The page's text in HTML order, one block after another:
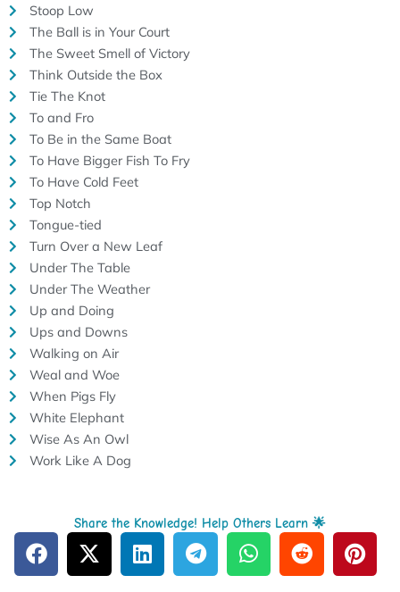
Stoop Low
The Ball is in Your Court
The Sweet Smell of Victory
Think Outside the Box
Tie The Knot
To and Fro
To Be in the Same Boat
To Have Bigger Fish To Fry
To Have Cold Feet
Top Notch
Tongue-tied
Turn Over a New Leaf
Under The Table
Under The Weather
Up and Doing
Ups and Downs
Walking on Air
Weal and Woe
When Pigs Fly
White Elephant
Wise As An Owl
Work Like A Dog
Share the Knowledge! Help Others Learn 🌟